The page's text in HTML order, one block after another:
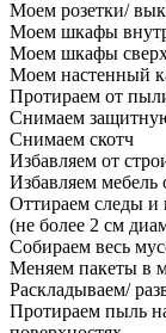
Моем розетки/
Моем шкафы
Моем шкафы
Моем настенный
Протираем от
Снимаем
Снимаем скотч
Избавляем от
Избавляем мебель
Оттираем следы и
(не более 2 см
Собираем весь
Меняем пакеты в
Раскладываем/
Протираем пыль